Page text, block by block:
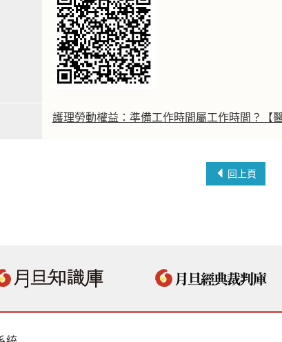
護理勞動權益：準備工作時間屬工作時間？【
回上頁